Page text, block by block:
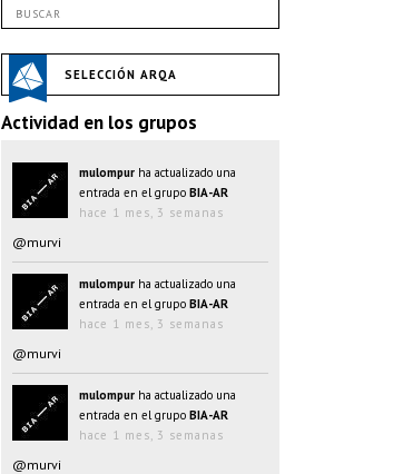
SELECCIÓN ARQA
Actividad en los grupos
mulompur ha actualizado una
entrada en el grupo BIA-AR
hace 1 mes, 3 semanas
@murvi
mulompur ha actualizado una
entrada en el grupo BIA-AR
hace 1 mes, 3 semanas
@murvi
mulompur ha actualizado una
entrada en el grupo BIA-AR
hace 1 mes, 3 semanas
@murvi